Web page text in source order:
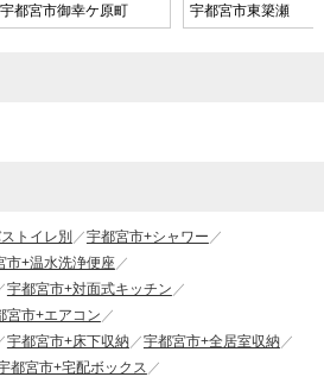
宇都宮市御幸ケ原町
宇都宮市東簗瀬
トイレ別
宇都宮市+シャワー
市+温水洗浄便座
宇都宮市+対面式キッチン
宮市+エアコン
宇都宮市+床下収納
宇都宮市+全居室収納
都宮市+宅配ボックス